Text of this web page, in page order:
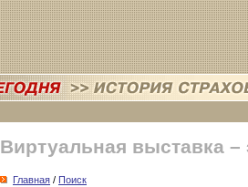
Виртуальная выставка –
Главная / Поиск